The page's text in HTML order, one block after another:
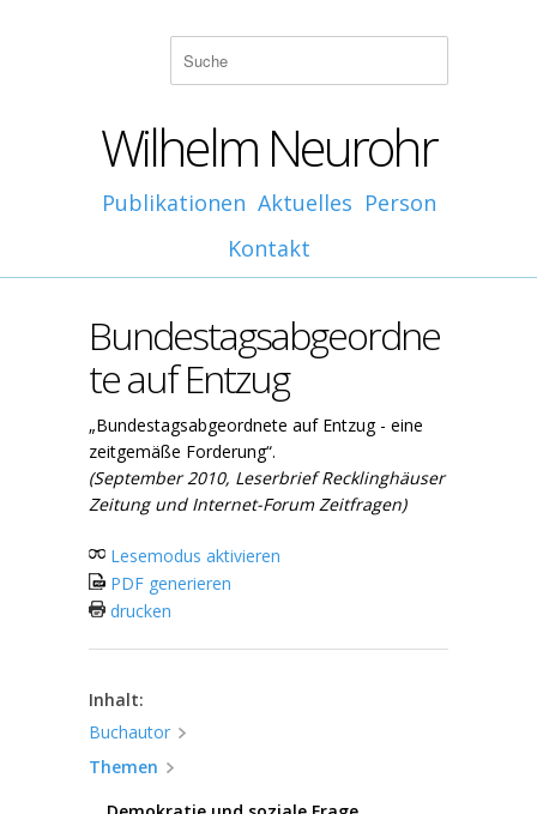
Wilhelm Neurohr
Publikationen Aktuelles Person
Kontakt
Bundestagsabgeordne
te auf Entzug
„Bundestagsabgeordnete auf Entzug - eine
zeitgemäße Forderung“.
(September 2010, Leserbrief Recklinghäuser
Zeitung und Internet-Forum Zeitfragen)
Lesemodus aktivieren
PDF generieren
drucken
Inhalt:
Buchautor
Themen